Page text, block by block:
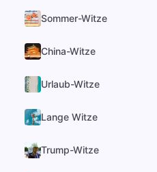
Sommer-Witze
China-Witze
Urlaub-Witze
Lange Witze
Trump-Witze